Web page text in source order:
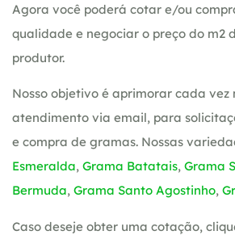
Agora você poderá cotar e/ou
qualidade e negociar o preço do m2
produtor.
Nosso objetivo é aprimorar cada vez
atendimento via email, para
e compra de gramas. Nossas
Esmeralda, Grama Batatais, Grama
Bermuda, Grama Santo Agostinho,
Caso deseje obter uma cotação,